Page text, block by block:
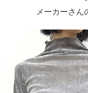
メーカーさん